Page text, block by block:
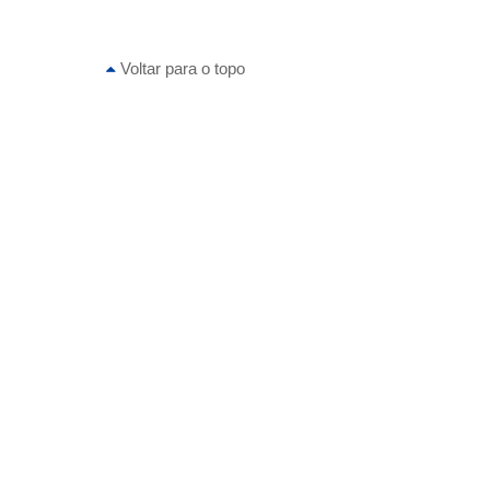
Voltar para o topo